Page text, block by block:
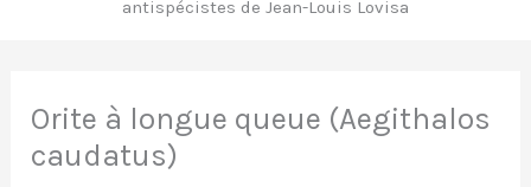
antispécistes de Jean-Louis Lovisa
Orite à longue queue (Aegithalos
caudatus)